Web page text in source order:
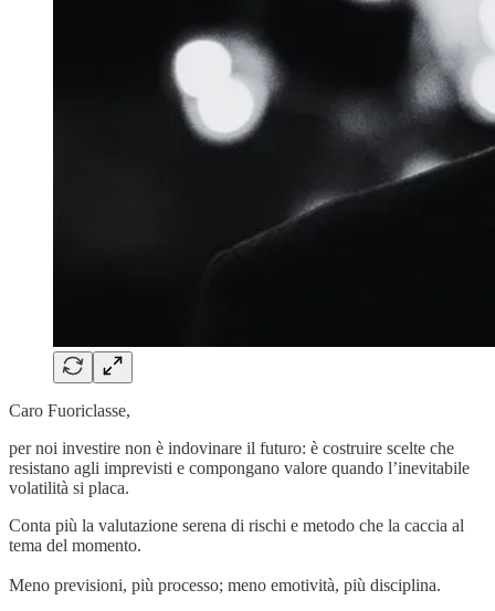
Caro Fuoriclasse,
per noi investire non è indovinare il futuro: è costruire scelte che
resistano agli imprevisti e compongano valore quando l’inevitabile
volatilità si placa.
Conta più la valutazione serena di rischi e metodo che la caccia al
tema del momento.
Meno previsioni, più processo; meno emotività, più disciplina.